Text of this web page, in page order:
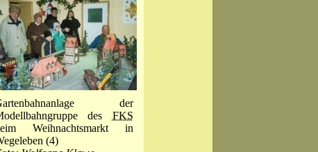
der
des FKS
Weihnachtsmarkt in
(4)